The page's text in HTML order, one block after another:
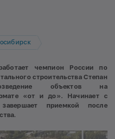
чемпион России по
строительства Степан
объектов на
«от и до». Начинает с
приемкой после